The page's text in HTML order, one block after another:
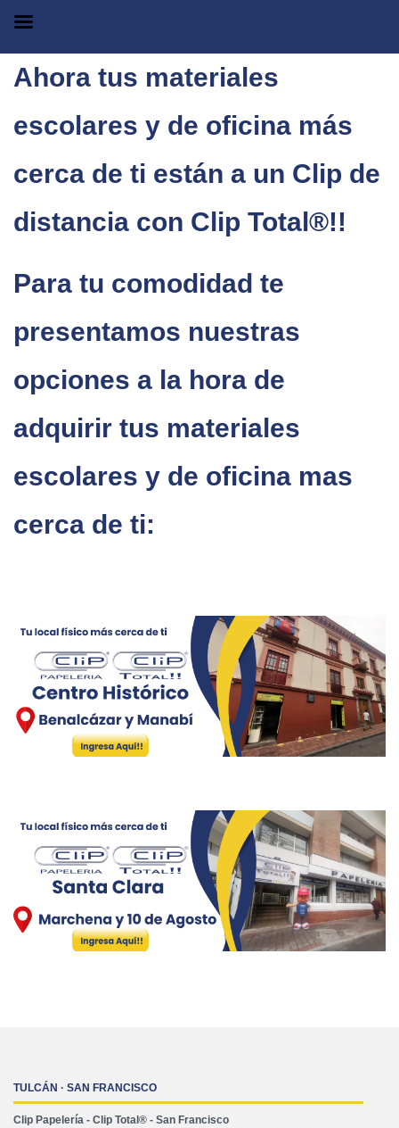
Ahora tus materiales
escolares y de oficina más
cerca de ti están a un Clip de
distancia con Clip Total®!!
Para tu comodidad te
presentamos nuestras
opciones a la hora de
adquirir tus materiales
escolares y de oficina mas
cerca de ti:
TULCÁN · SAN FRANCISCO
Clip Papelería - Clip Total® - San Francisco